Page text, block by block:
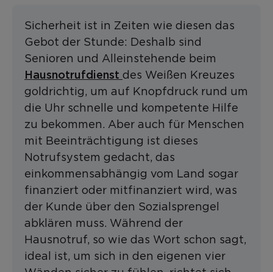
Sicherheit ist in Zeiten wie diesen das
Gebot der Stunde: Deshalb sind
Senioren und Alleinstehende beim
Hausnotrufdienst des Weißen Kreuzes
goldrichtig, um auf Knopfdruck rund um
die Uhr schnelle und kompetente Hilfe
zu bekommen. Aber auch für Menschen
mit Beeinträchtigung ist dieses
Notrufsystem gedacht, das
einkommensabhängig vom Land sogar
finanziert oder mitfinanziert wird, was
der Kunde über den Sozialsprengel
abklären muss. Während der
Hausnotruf, so wie das Wort schon sagt,
ideal ist, um sich in den eigenen vier